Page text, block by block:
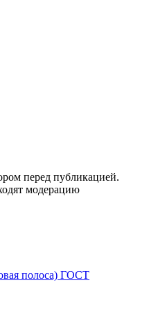
перед публикацией.
модерацию
полоса) ГОСТ